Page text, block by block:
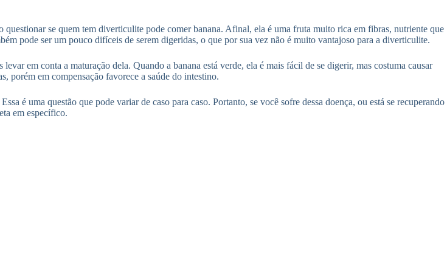
se quem tem diverticulite pode comer banana. Afinal, ela é uma fruta muito rica em fibras, nutriente que
pode ser um pouco difíceis de serem digeridas, o que por sua vez não é muito vantajoso para a diverticulite.
em conta a maturação dela. Quando a banana está verde, ela é mais fácil de se digerir, mas costuma causar
porém em compensação favorece a saúde do intestino.
é uma questão que pode variar de caso para caso. Portanto, se você sofre dessa doença, ou está se recuperando
em específico.